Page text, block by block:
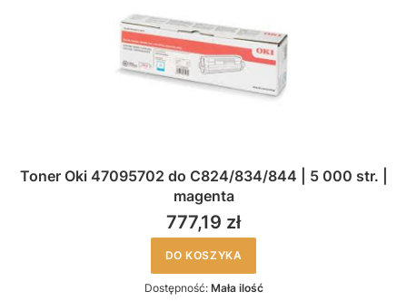
Toner Oki 47095702 do C824/834/844 | 5 000 str. |
magenta
777,19 zł
DO KOSZYKA
Dostępność: Mała ilość